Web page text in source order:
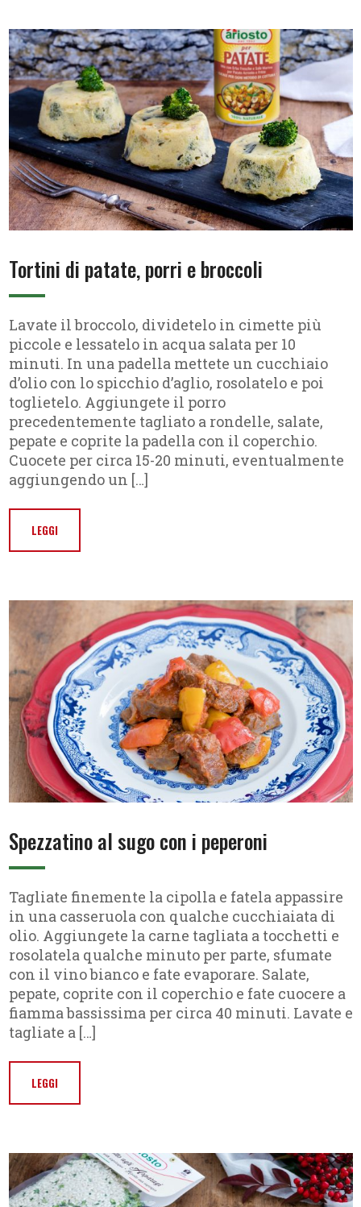
Tortini di patate, porri e broccoli
Lavate il broccolo, dividetelo in cimette più
piccole e lessatelo in acqua salata per 10
minuti. In una padella mettete un cucchiaio
d’olio con lo spicchio d’aglio, rosolatelo e poi
toglietelo. Aggiungete il porro
precedentemente tagliato a rondelle, salate,
pepate e coprite la padella con il coperchio.
Cuocete per circa 15-20 minuti, eventualmente
aggiungendo un […]
LEGGI
Spezzatino al sugo con i peperoni
Tagliate finemente la cipolla e fatela appassire
in una casseruola con qualche cucchiaiata di
olio. Aggiungete la carne tagliata a tocchetti e
rosolatela qualche minuto per parte, sfumate
con il vino bianco e fate evaporare. Salate,
pepate, coprite con il coperchio e fate cuocere a
fiamma bassissima per circa 40 minuti. Lavate e
tagliate a […]
LEGGI